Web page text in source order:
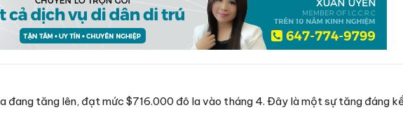
đang tăng lên, đạt mức $716.000 đô la vào tháng 4. Đây là một sự tăng đáng